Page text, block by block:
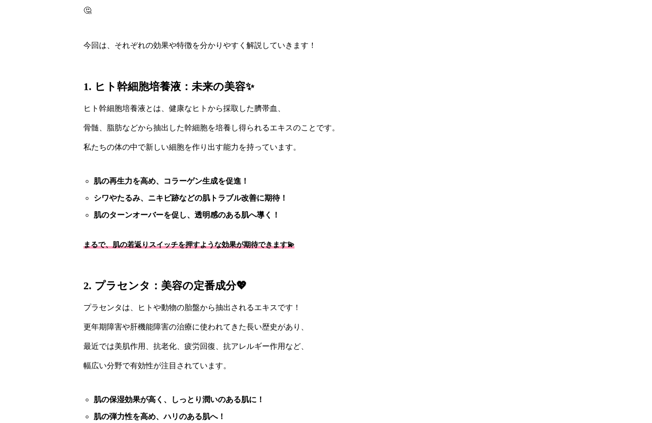
🤔
今回は、それぞれの効果や特徴を分かりやすく解説していきます！
1. ヒト幹細胞培養液：未来の美容✨
ヒト幹細胞培養液とは、健康なヒトから採取した臍帯血、
骨髄、脂肪などから抽出した幹細胞を培養し得られるエキスのことです。
私たちの体の中で新しい細胞を作り出す能力を持っています。
肌の再生力を高め、コラーゲン生成を促進！
シワやたるみ、ニキビ跡などの肌トラブル改善に期待！
肌のターンオーバーを促し、透明感のある肌へ導く！
まるで、肌の若返りスイッチを押すような効果が期待できます💫
2. プラセンタ：美容の定番成分💖
プラセンタは、ヒトや動物の胎盤から抽出されるエキスです！
更年期障害や肝機能障害の治療に使われてきた長い歴史があり、
最近では美肌作用、抗老化、疲労回復、抗アレルギー作用など、
幅広い分野で有効性が注目されています。
肌の保湿効果が高く、しっとり潤いのある肌に！
肌の弾力性を高め、ハリのある肌へ！